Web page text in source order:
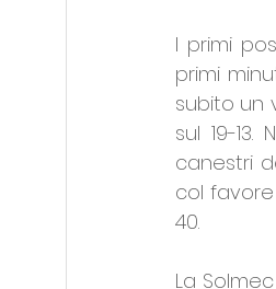
I primi
primi
subito un
sul 19-
canestri
col
40.
La